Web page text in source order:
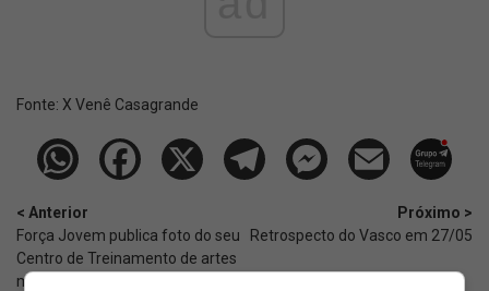
Fonte: X Venê Casagrande
< Anterior
Força Jovem publica foto do seu
Centro de Treinamento de artes
marciais
Próximo >
Retrospecto do Vasco em 27/05